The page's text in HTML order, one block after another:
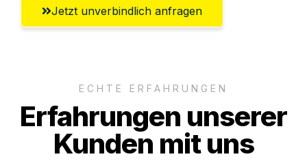
Jetzt unverbindlich anfragen
ECHTE ERFAHRUNGEN
Erfahrungen unserer
Kunden mit uns